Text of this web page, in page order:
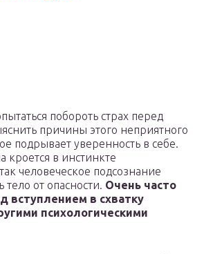
побороть страх перед
причины этого неприятного
подрывает уверенность в себе.
кроется в инстинкте
человеческое подсознание
тело от опасности. Очень часто
вступлением в схватку
психологическими